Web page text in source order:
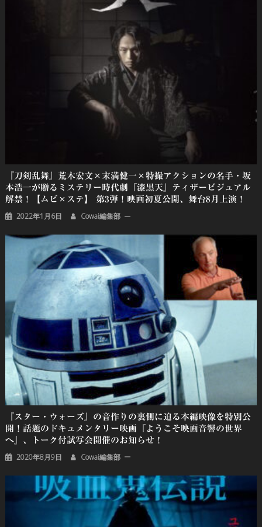
『刀剣乱舞』荒木宏文×末満健一×特撮アクションの名手・坂
本浩一が贈るミステリー時代劇『漆黒天』ティザービジュアル
解禁！【ムビ×ステ】 第3弾！映画初夏公開、舞台8月上演！
2022年1月6日 Cowai編集部
『スター・ウォーズ』の音作りの裏側に迫る本編映像を特別公
開！話題のドキュメンタリー映画『ようこそ映画音響の世界
へ』、トーク付試写会開催のお知らせ！
2020年8月9日 Cowai編集部